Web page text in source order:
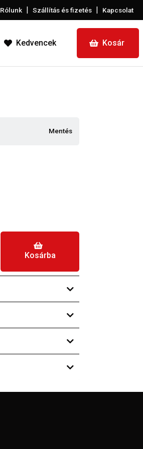
Rólunk | Szállítás és fizetés | Kapcsolat
Kedvencek Kosár
Mentés
Kosárba